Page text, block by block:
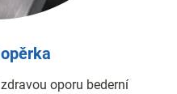
oporu bederní